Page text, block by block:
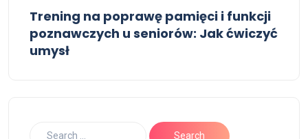
Trening na poprawę pamięci i funkcji
poznawczych u seniorów: Jak ćwiczyć
umysł